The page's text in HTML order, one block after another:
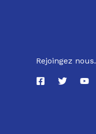
Rejoingez nous.